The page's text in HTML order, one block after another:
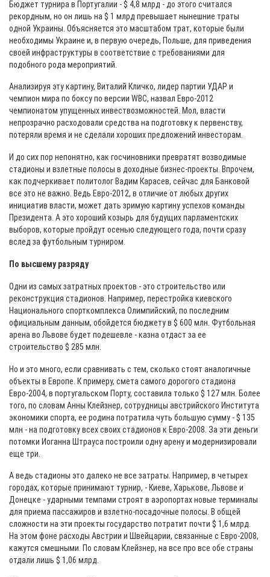
Бюджет турнира в Португалии - $ 4,8 млрд - до этого считался
рекордным, но он лишь на $ 1 млрд превышает нынешние траты
одной Украины. Объясняется это масштабом трат, которые были
необходимы Украине и, в первую очередь, Польше, для приведения
своей инфраструктуры в соответствие с требованиями для
подобного рода мероприятий.
Анализируя эту картину, Виталий Кличко, лидер партии УДАР и
чемпион мира по боксу по версии WBC, назвал Евро-2012
чемпионатом упущенных инвествозможностей. Мол, власти
непрозрачно расходовали средства на подготовку к первенству,
потеряли время и не сделали хороших предложений инвесторам.
И до сих пор непонятно, как госчиновники превратят возводимые
стадионы и взлетные полосы в доходные бизнес-проекты. Впрочем,
как подчеркивает политолог Вадим Карасев, сейчас для Банковой
все это не важно. Ведь Евро-2012, в отличие от любых других
инициатив власти, может дать зримую картину успехов команды
Президента. А это хороший козырь для будущих парламентских
выборов, которые пройдут осенью следующего года, почти сразу
вслед за футбольным турниром.
По высшему разряду
Одни из самых затратных проектов - это строительство или
реконструкция стадионов. Например, перестройка киевского
Национального спорткомплекса Олимпийский, по последним
официальным данным, обойдется бюджету в $ 600 млн. Футбольная
арена во Львове будет подешевле - казна отдаст за ее
строительство $ 285 млн.
Но и это много, если сравнивать с тем, сколько стоят аналогичные
объекты в Европе. К примеру, смета самого дорогого стадиона
Евро-2004, в португальском Порту, составила только $ 127 млн. Более
того, по словам Анны Клейзнер, сотрудницы австрийского Института
экономики спорта, ее родина потратила чуть большую сумму - $ 135
млн - на подготовку всех своих стадионов к Евро-2008. За эти деньги
потомки Иоганна Штрауса построили одну арену и модернизировали
еще три.
А ведь стадионы это далеко не все затраты. Например, в четырех
городах, которые принимают турнир, - Киеве, Харькове, Львове и
Донецке - ударными темпами строят в аэропортах новые терминалы
для приема пассажиров и взлетно-посадочные полосы. В общей
сложности на эти проекты государство потратит почти $ 1,6 млрд.
На этом фоне расходы Австрии и Швейцарии, связанные с Евро-2008,
кажутся смешными. По словам Клейзнер, на все про все обе страны
отдали лишь $ 1,06 млрд.